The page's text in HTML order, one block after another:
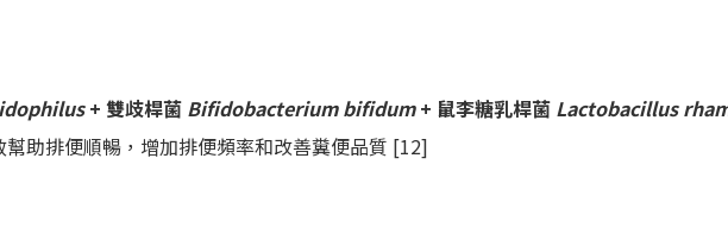
+ 雙歧桿菌 Bifidobacterium bifidum+ 鼠李糖乳桿菌 Lactobacillus
助排便順暢，增加排便頻率和改善糞便品質 [12]